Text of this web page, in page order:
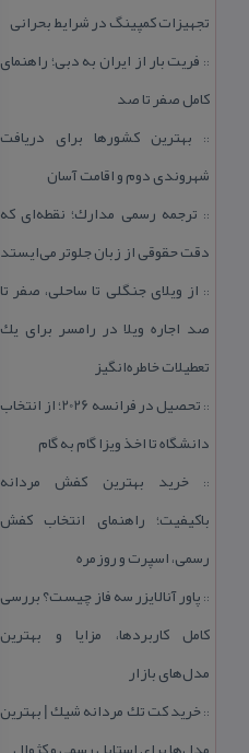
تجهیزات كمپینگ در شرایط بحرانی
:: فریت بار از ایران به دبی؛ راهنمای
كامل صفر تا صد
:: بهترین كشورها برای دریافت
شهروندی دوم و اقامت آسان
:: ترجمه رسمی مدارك؛ نقطه‌ای كه
دقت حقوقی از زبان جلوتر می‌ایستد
:: از ویلای جنگلی تا ساحلی، صفر تا
صد اجاره ویلا در رامسر برای یك
تعطیلات خاطره‌انگیز
::
تحصیل در فرانسه 2026؛ از انتخاب
دانشگاه تا اخذ ویزا گام به گام
::خرید بهترین كفش مردانه
باكیفیت؛ راهنمای انتخاب كفش
رسمی، اسپرت و روزمره
:: پاور آنالایزر سه فاز چیست؟ بررسی
كامل كاربردها، مزایا و بهترین
مدل‌های بازار
::خرید كت تك مردانه شیك | بهترین